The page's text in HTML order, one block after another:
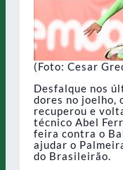
(Foto: Cesar
Desfalque nos
dores no joelho,
recuperou e
técnico Abel
feira contra o
ajudar o
do Brasileirão.